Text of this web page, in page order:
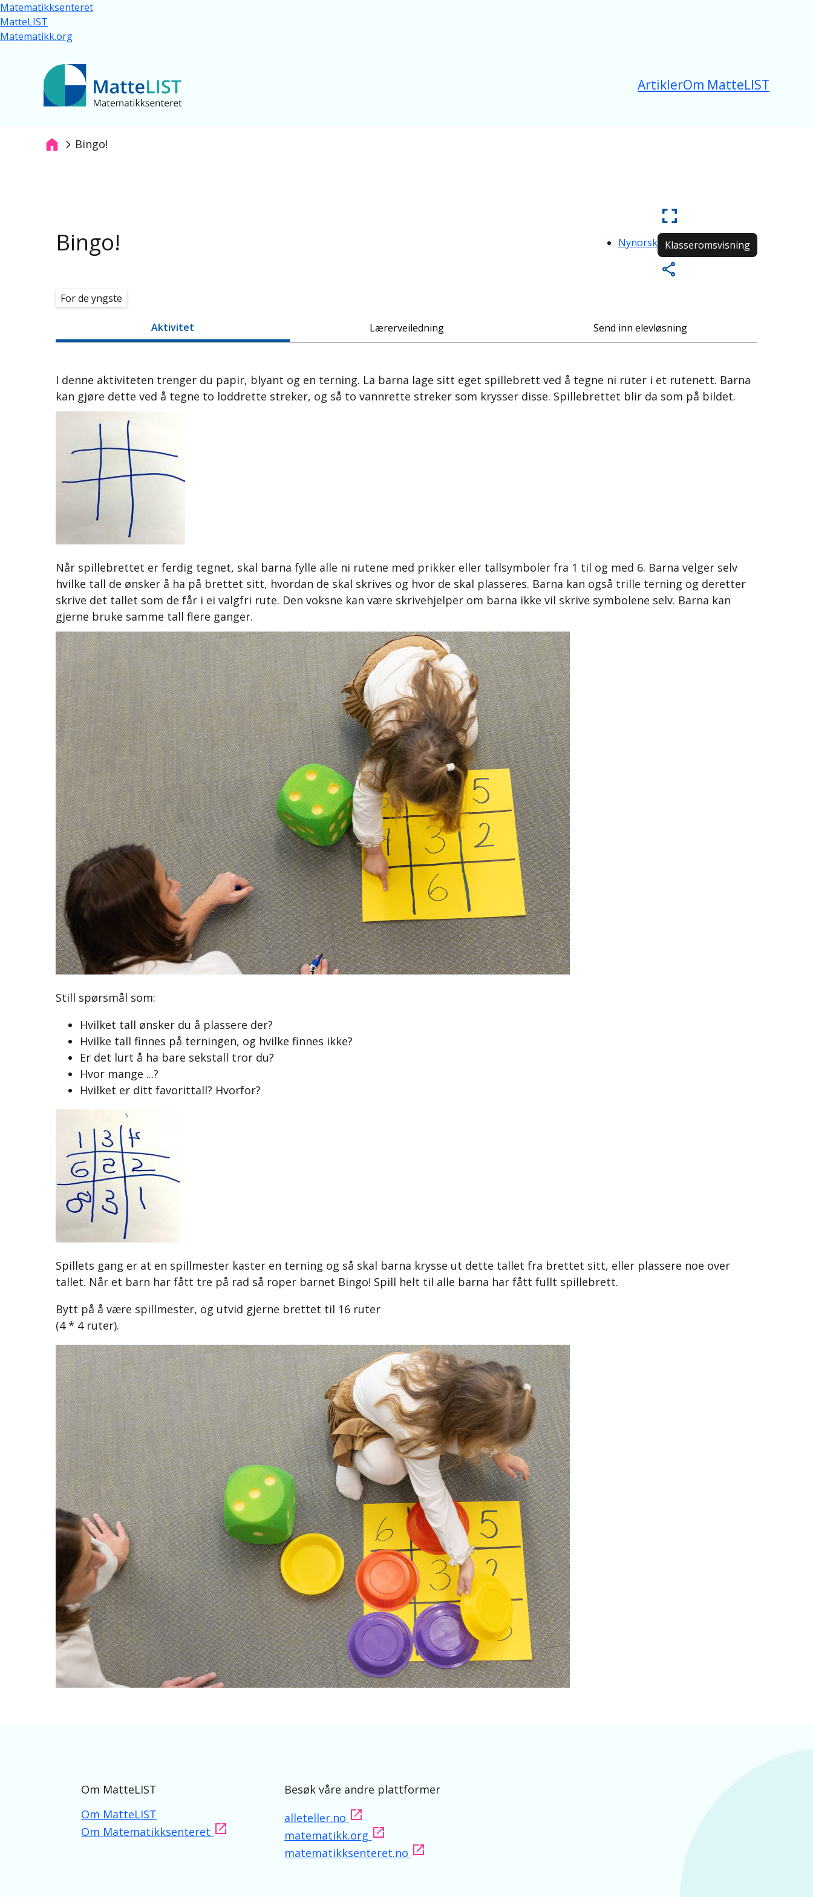
Hopp til hovedinnhold
Matematikksenteret
MatteLIST
Matematikk.org
ArtiklerOm MatteLIST
Navigasjonssti
Bingo!
Bingo! Nynorsk Klasseromsvisning
For de yngste
Aktivitet Lærerveiledning Send inn elevløsning
I denne aktiviteten trenger du papir, blyant og en terning. La barna lage sitt eget spillebrett ved å tegne ni ruter i et rutenett. Barna
kan gjøre dette ved å tegne to loddrette streker, og så to vannrette streker som krysser disse. Spillebrettet blir da som på bildet.
Når spillebrettet er ferdig tegnet, skal barna fylle alle ni rutene med prikker eller tallsymboler fra 1 til og med 6. Barna velger selv
hvilke tall de ønsker å ha på brettet sitt, hvordan de skal skrives og hvor de skal plasseres. Barna kan også trille terning og deretter
skrive det tallet som de får i ei valgfri rute. Den voksne kan være skrivehjelper om barna ikke vil skrive symbolene selv. Barna kan
gjerne bruke samme tall flere ganger.
Still spørsmål som:
Hvilket tall ønsker du å plassere der?
Hvilke tall finnes på terningen, og hvilke finnes ikke?
Er det lurt å ha bare sekstall tror du?
Hvor mange ...?
Hvilket er ditt favorittall? Hvorfor?
Spillets gang er at en spillmester kaster en terning og så skal barna krysse ut dette tallet fra brettet sitt, eller plassere noe over
tallet. Når et barn har fått tre på rad så roper barnet Bingo! Spill helt til alle barna har fått fullt spillebrett.
Bytt på å være spillmester, og utvid gjerne brettet til 16 ruter
(4 * 4 ruter).
Om MatteLIST
Om MatteLIST
Om Matematikksenteret
Besøk våre andre plattformer
alleteller.no
matematikk.org
matematikksenteret.no